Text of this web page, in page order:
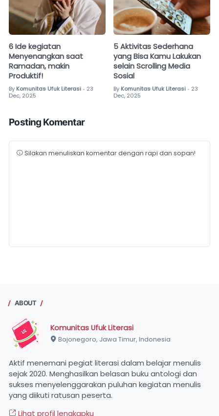
6 Ide kegiatan
Menyenangkan saat
Ramadan, makin
Produktif!
By Komunitas Ufuk Literasi • 23
Dec, 2025
5 Aktivitas Sederhana
yang Bisa Kamu Lakukan
selain Scrolling Media
Sosial
By Komunitas Ufuk Literasi • 23
Dec, 2025
Posting Komentar
Silakan menuliskan komentar dengan rapi dan sopan!
ABOUT
Komunitas Ufuk Literasi
Bojonegoro, Jawa Timur, Indonesia
Aktif menemani pegiat literasi dalam belajar menulis
sejak 2020. Menghasilkan belasan buku antologi dan
sukses menyelenggarakan puluhan kegiatan menulis
yang diikuti ratusan peserta.
Lihat profil lengkapku